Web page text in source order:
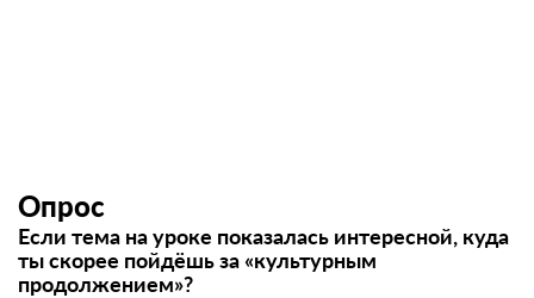
Опрос
Если тема на уроке показалась интересной, куда
ты скорее пойдёшь за «культурным
продолжением»?